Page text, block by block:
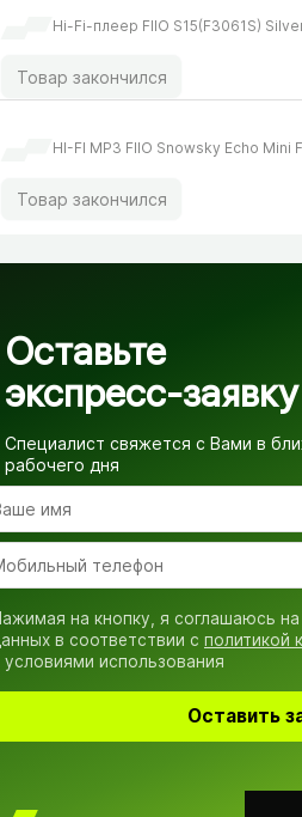
Hi-Fi-плеер FIIO S15(F3061S)
Товар закончился
HI-FI MP3 FIIO Snowsky Echo Mini
Товар закончился
Оставьте
экспресс-заявку
Специалист свяжется с Вами в
рабочего дня
на кнопку, я соглашаюсь
в соответствии с политикой
условиями использования
Оставить